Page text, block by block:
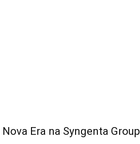
Era na Syngenta Group